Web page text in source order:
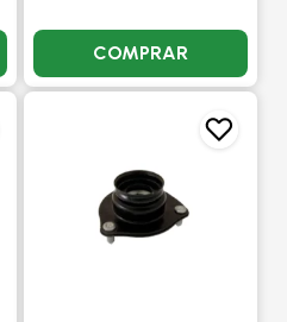
COMPRAR